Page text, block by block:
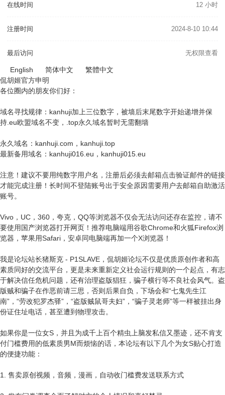
在线时间 12 小时
注册时间 2024-8-10 10:44
最后访问 无权限查看
English 简体中文
繁體中文
侃胡姬官方申明
各位圈内的朋友你们好：
域名寻找规律：kanhuji加上三位数字，被墙后末尾数字开始递增并保
持.eu欧盟域名不变，.top永久域名暂时无需翻墙
永久域名：kanhuji.com，kanhuji.top
最新备用域名：kanhuji016.eu，kanhuji015.eu
注意！建议不要用纯数字用户名，注册后必须去邮箱点击验证邮件的链接
才能完成注册！长时间不登陆账号出于安全原因需要用户去邮箱自助激活
账号。
Vivo，UC，360，夸克，QQ等浏览器不仅会无法访问还存在监控，请不
要使用国产浏览器打开网页！推荐电脑端用谷歌Chrome和火狐Firefox浏
览器，苹果用Safari，安卓同电脑端再加一个X浏览器！
我是论坛站长猪斯克 - P1SLAVE，侃胡姬论坛不仅是优质原创作者和高
素质同好的交流平台，更是未来重新定义社会运行规则的一个起点，有志
于解决信任危机问题，还有治理盗版猖狂，骗子横行等不良社会风气。盗
版贼和骗子在作恶前请三思，否则后果自负，下场会和“七鬼先生江
南”，“劳改犯罗杰驿”，“盗版贼鼠哥夫妇”，“骗子灵老师”等一样被挂出身
份证住址电话，甚至遭到物理攻击。
如果你是一位女S，并且为成千上百个精虫上脑发私信又墨迹，还不肯支
付门槛费用的低素质男M而烦恼的话，本论坛有以下几个为女S贴心打造
的便捷功能：
1. 售卖原创视频，音频，漫画，自动收门槛费发送联系方式